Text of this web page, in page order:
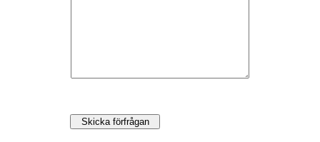
Skicka förfrågan